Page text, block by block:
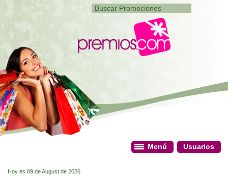
Menú
Menú Usuarios
Usuarios
Hoy es 09 de August de 2026